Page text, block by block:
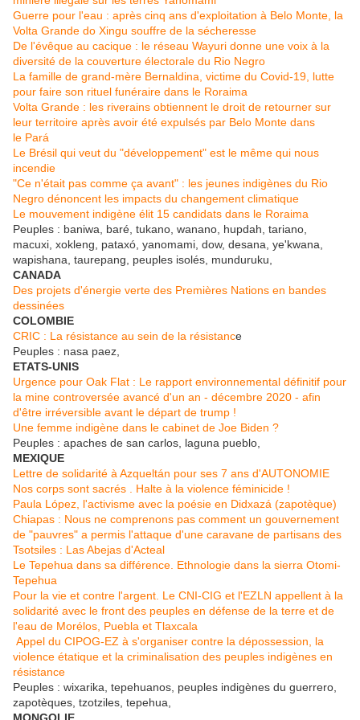
Guerre pour l'eau : après cinq ans d'exploitation à Belo Monte, la
Volta Grande do Xingu souffre de la sécheresse
De l'évêque au cacique : le réseau Wayuri donne une voix à la
diversité de la couverture électorale du Rio Negro
La famille de grand-mère Bernaldina, victime du Covid-19, lutte
pour faire son rituel funéraire dans le Roraima
Volta Grande : les riverains obtiennent le droit de retourner sur
leur territoire après avoir été expulsés par Belo Monte dans
le Pará
Le Brésil qui veut du "développement" est le même qui nous
incendie
"Ce n'était pas comme ça avant" : les jeunes indigènes du Rio
Negro dénoncent les impacts du changement climatique
Le mouvement indigène élit 15 candidats dans le Roraima
Peuples : baniwa, baré, tukano, wanano, hupdah, tariano,
macuxi, xokleng, pataxó, yanomami, dow, desana, ye'kwana,
wapishana, taurepang, peuples isolés, munduruku,
CANADA
Des projets d'énergie verte des Premières Nations en bandes
dessinées
COLOMBIE
CRIC : La résistance au sein de la résistance
Peuples : nasa paez,
ETATS-UNIS
Urgence pour Oak Flat : Le rapport environnemental définitif pour
la mine controversée avancé d'un an - décembre 2020 - afin
d'être irréversible avant le départ de trump !
Une femme indigène dans le cabinet de Joe Biden ?
Peuples : apaches de san carlos, laguna pueblo,
MEXIQUE
Lettre de solidarité à Azqueltán pour ses 7 ans d'AUTONOMIE
Nos corps sont sacrés . Halte à la violence féminicide !
Paula López, l'activisme avec la poésie en Didxazá (zapotèque)
Chiapas : Nous ne comprenons pas comment un gouvernement
de "pauvres" a permis l'attaque d'une caravane de partisans des
Tsotsiles : Las Abejas d'Acteal
Le Tepehua dans sa différence. Ethnologie dans la sierra Otomi-
Tepehua
Pour la vie et contre l'argent. Le CNI-CIG et l'EZLN appellent à la
solidarité avec le front des peuples en défense de la terre et de
l'eau de Morélos, Puebla et Tlaxcala
Appel du CIPOG-EZ à s'organiser contre la dépossession, la
violence étatique et la criminalisation des peuples indigènes en
résistance
Peuples : wixarika, tepehuanos, peuples indigènes du guerrero,
zapotèques, tzotziles, tepehua,